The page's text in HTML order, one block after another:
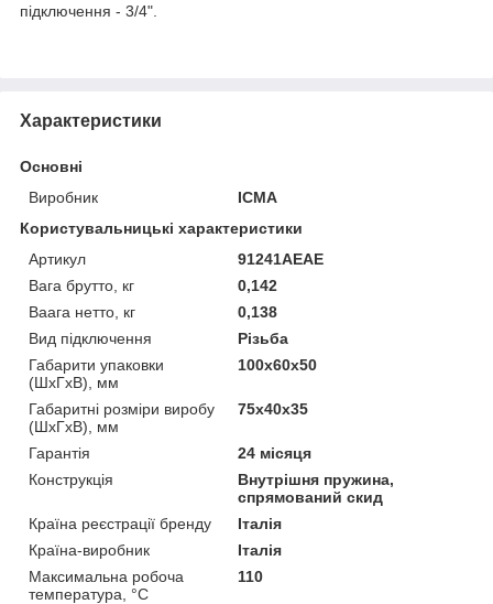
підключення - 3/4".
Характеристики
Основні
Виробник
ICMA
Користувальницькі характеристики
Артикул
91241AEAE
Вага брутто, кг
0,142
Ваага нетто, кг
0,138
Вид підключення
Різьба
Габарити упаковки
(ШхГхВ), мм
100х60х50
Габаритні розміри виробу
(ШхГхВ), мм
75х40х35
Гарантія
24 місяця
Конструкція
Внутрішня пружина,
спрямований скид
Країна реєстрації бренду
Італія
Країна-виробник
Італія
Максимальна робоча
температура, °С
110